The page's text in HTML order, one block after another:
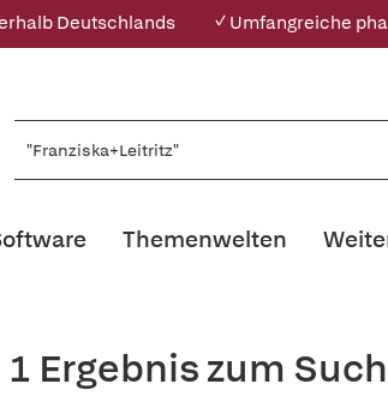
Deutschlands ✓ Umfangreiche
Themenwelten
1 Ergebnis zum